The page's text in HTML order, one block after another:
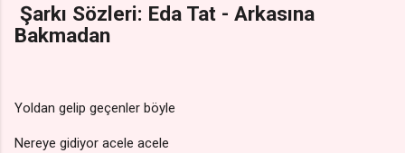
Şarkı Sözleri: Eda Tat - Arkasına
Bakmadan
Yoldan gelip geçenler böyle
Nereye gidiyor acele acele